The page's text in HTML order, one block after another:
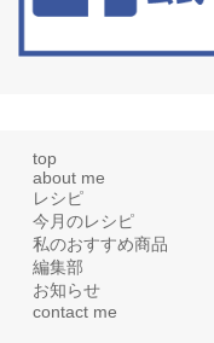
top
about me
レシピ
今月のレシピ
私のおすすめ商品
編集部
お知らせ
contact me